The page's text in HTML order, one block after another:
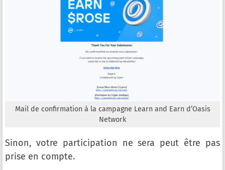
Mail de confirmation à la campagne Learn and Earn d’Oasis
Network
Sinon, votre participation ne sera peut être pas
prise en compte.